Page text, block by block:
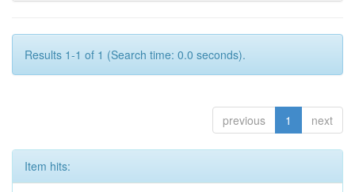
Results 1-1 of 1 (Search time: 0.0 seconds).
previous 1 next
Item hits: